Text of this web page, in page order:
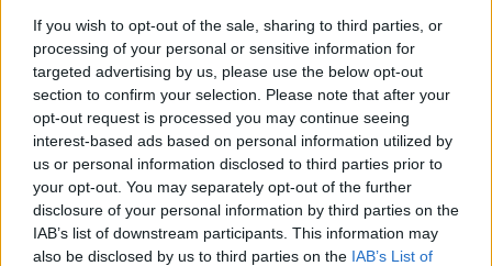
If you wish to opt-out of the sale, sharing to third parties, or
processing of your personal or sensitive information for
targeted advertising by us, please use the below opt-out
section to confirm your selection. Please note that after your
opt-out request is processed you may continue seeing
interest-based ads based on personal information utilized by
us or personal information disclosed to third parties prior to
your opt-out. You may separately opt-out of the further
disclosure of your personal information by third parties on the
IAB’s list of downstream participants. This information may
also be disclosed by us to third parties on the IAB’s List of
Upptäck andra bryggerier.
1
Hoppa ombord!
Prenumerera på nyhetsbrev